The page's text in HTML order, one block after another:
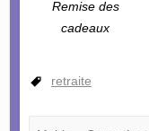
Remise des
cadeaux
retraite